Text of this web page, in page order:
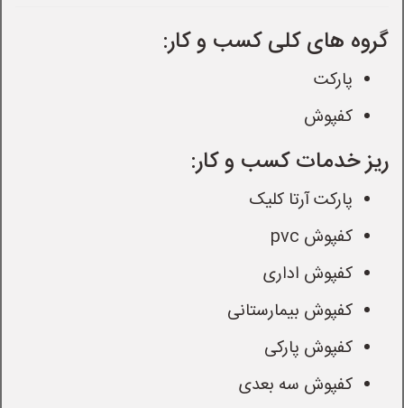
گروه های کلی کسب و کار:
پارکت
کفپوش
ریز خدمات کسب و کار:
پارکت آرتا کلیک
کفپوش pvc
کفپوش اداری
کفپوش بیمارستانی
کفپوش پارکی
کفپوش سه بعدی